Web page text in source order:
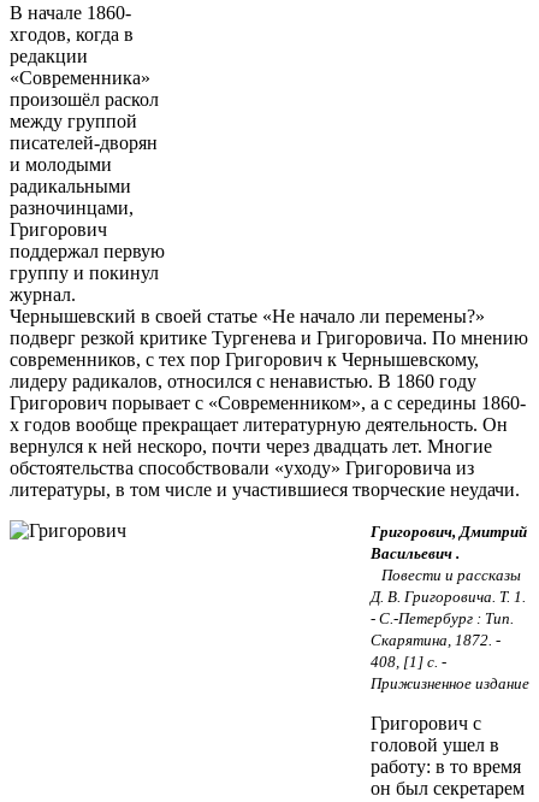
В начале 1860-
хгодов, когда в
редакции
«Современника»
произошёл раскол
между группой
писателей-дворян
и молодыми
радикальными
разночинцами,
Григорович
поддержал первую
группу и покинул
журнал.
Чернышевский в своей статье «Не начало ли перемены?»
подверг резкой критике Тургенева и Григоровича. По мнению
современников, с тех пор Григорович к Чернышевскому,
лидеру радикалов, относился с ненавистью. В 1860 году
Григорович порывает с «Современником», а с середины 1860-
х годов вообще прекращает литературную деятельность. Он
вернулся к ней нескоро, почти через двадцать лет. Многие
обстоятельства способствовали «уходу» Григоровича из
литературы, в том числе и участившиеся творческие неудачи.
Григорович, Дмитрий
Васильевич .
Повести и рассказы
Д. В. Григоровича. Т. 1.
- С.-Петербург : Тип.
Скарятина, 1872. -
408, [1] с. -
Прижизненное издание
Григорович с
головой ушел в
работу: в то время
он был секретарем